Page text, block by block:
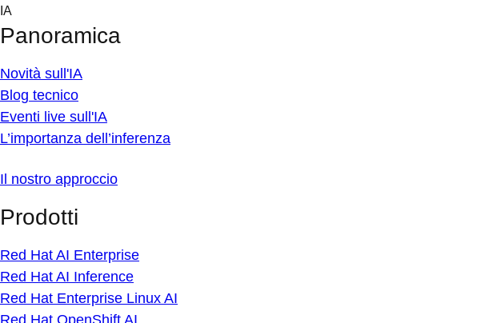
Skip
content
IA
Panoramica
Novità sull'IA
Blog tecnico
Eventi live sull'IA
L’importanza dell’inferenza
Il nostro approccio
Prodotti
Red Hat AI Enterprise
Red Hat AI Inference
Red Hat Enterprise Linux AI
Red Hat OpenShift AI